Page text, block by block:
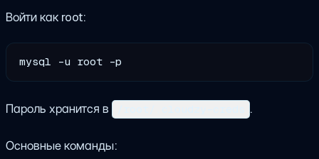
Войти как root:
Пароль хранится в .
Основные команды: